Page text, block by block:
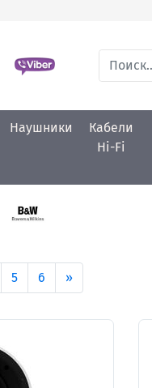
Наушники
Кабели
Hi-Fi
5 6 »